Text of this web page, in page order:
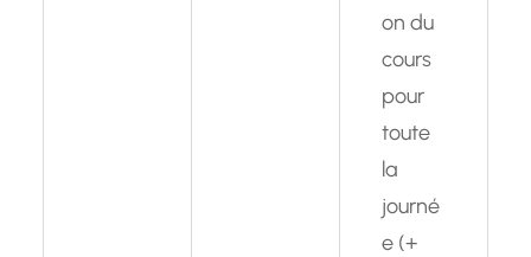
on du
cours
pour
toute
la
journé
e (+